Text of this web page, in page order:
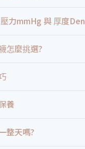
力mmHg 與 厚度Den
怎麼挑選?
養
整天嗎?